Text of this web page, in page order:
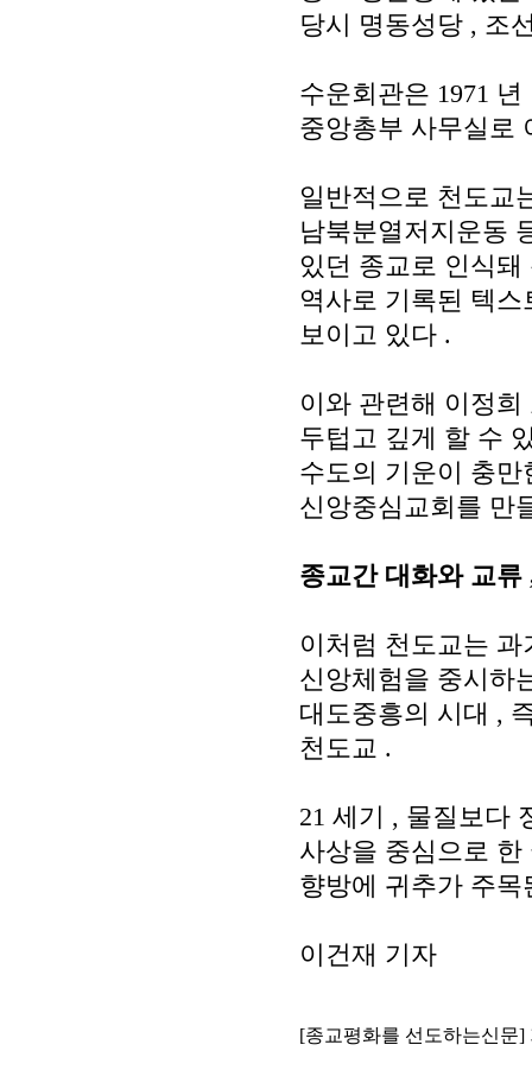
당시 명동성당 , 조
수운회관은 1971 년
중앙총부 사무실로
일반적으로 천도교
남북분열저지운동
있던 종교로 인식
역사로 기록된 텍
보이고 있다 .
이와 관련해 이정
두텁고 깊게 할 수
수도의 기운이 충
신앙중심교회를 만
종교간 대화와 교류
이처럼 천도교는
신앙체험을 중시하
대도중흥의 시대 ,
천도교 .
21 세기 , 물질보다
사상을 중심으로
향방에 귀추가 주목
이건재 기자
[종교평화를 선도하는신문